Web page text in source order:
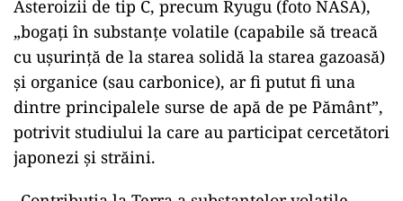
Asteroizii de tip C, precum Ryugu (foto NASA),
„bogaţi în substanţe volatile (capabile să treacă
cu uşurinţă de la starea solidă la starea gazoasă)
şi organice (sau carbonice), ar fi putut fi una
dintre principalele surse de apă de pe Pământ”,
potrivit studiului la care au participat cercetători
japonezi şi străini.